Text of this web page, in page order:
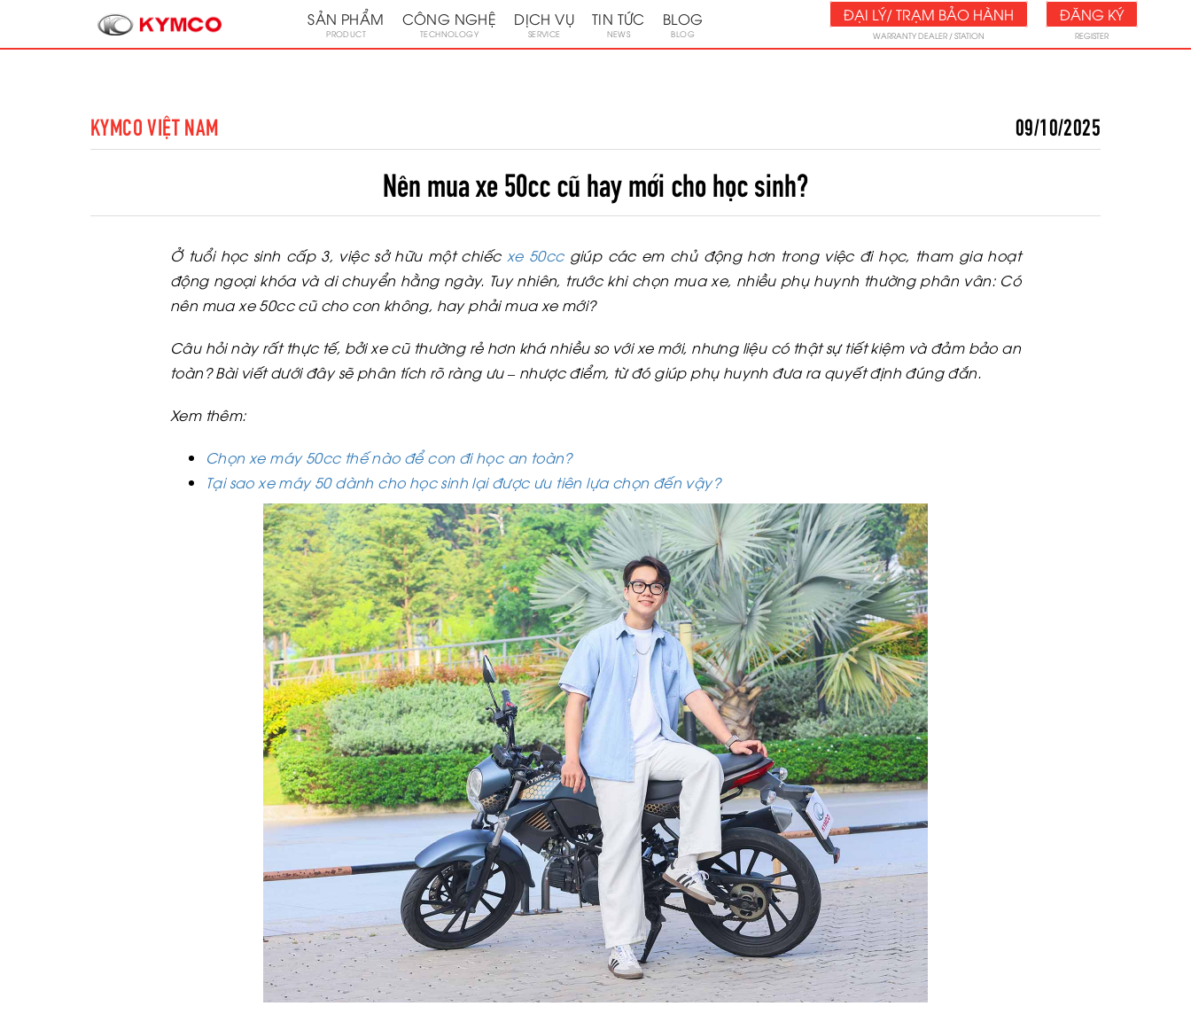
SẢN PHẨM
PRODUCT
CÔNG NGHỆ
TECHNOLOGY
DỊCH VỤ
SERVICE
TIN TỨC
NEWS
BLOG
BLOG
ĐẠI LÝ/ TRẠM BẢO HÀNH
WARRANTY DEALER / STATION
ĐĂNG KÝ
REGISTER
KYMCO VIỆT NAM 09/10/2025
Nên mua xe 50cc cũ hay mới cho học sinh?
Ở tuổi học sinh cấp 3, việc sở hữu một chiếc xe 50ccgiúp các em chủ động hơn trong việc đi học, tham gia hoạt
động ngoại khóa và di chuyển hằng ngày. Tuy nhiên, trước khi chọn mua xe, nhiều phụ huynh thường phân vân: Có
nên mua xe 50cc cũ cho con không, hay phải mua xe mới?
Câu hỏi này rất thực tế, bởi xe cũ thường rẻ hơn khá nhiều so với xe mới, nhưng liệu có thật sự tiết kiệm và đảm bảo an
toàn? Bài viết dưới đây sẽ phân tích rõ ràng ưu – nhược điểm, từ đó giúp phụ huynh đưa ra quyết định đúng đắn.
Xem thêm:
Chọn xe máy 50cc thế nào để con đi học an toàn?
Tại sao xe máy 50 dành cho học sinh lại được ưu tiên lựa chọn đến vậy?